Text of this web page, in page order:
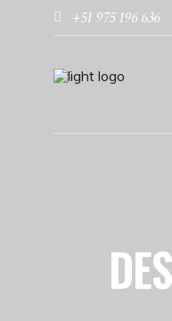
+51 975 196 636